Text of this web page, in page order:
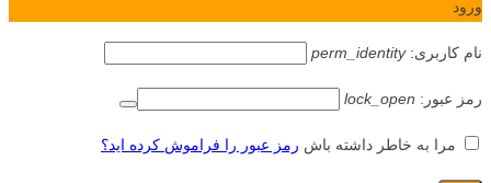
ورود
نام کاربری:perm_identity
رمز عبور: lock_open
مرا به خاطر داشته باش رمز عبور را فراموش کرده اید؟